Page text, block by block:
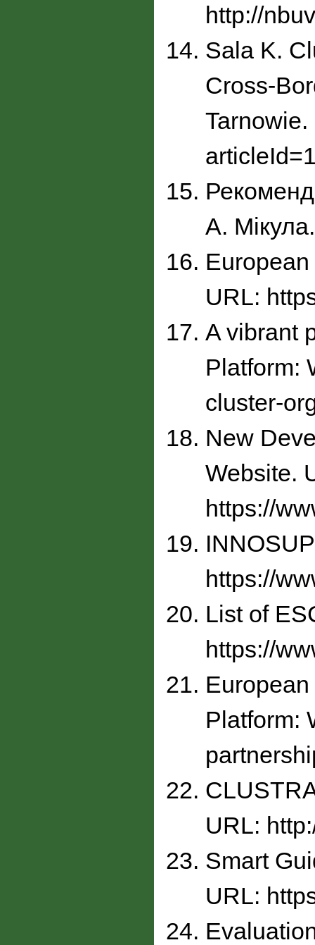
http://
Sala K.
Cross-
А.
URL:
A vibrant
Platform:
cluster-
New
Website.
https://
https://
List of
https://
Platform:
URL:
Smart
URL: